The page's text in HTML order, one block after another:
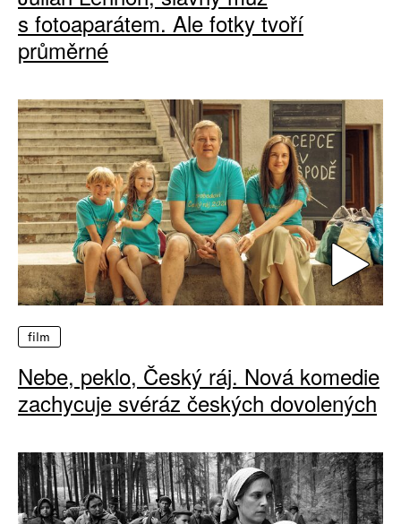
s fotoaparátem. Ale fotky tvoří
průměrné
film
Nebe, peklo, Český ráj. Nová komedie
zachycuje svéráz českých dovolených